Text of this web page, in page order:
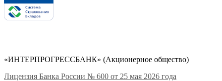
«ИНТЕРПРОГРЕССБАНК» (Акционерное общество)
Лицензия Банка России № 600 от 25 мая 2026 года